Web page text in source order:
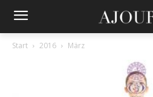
Start 2016 März